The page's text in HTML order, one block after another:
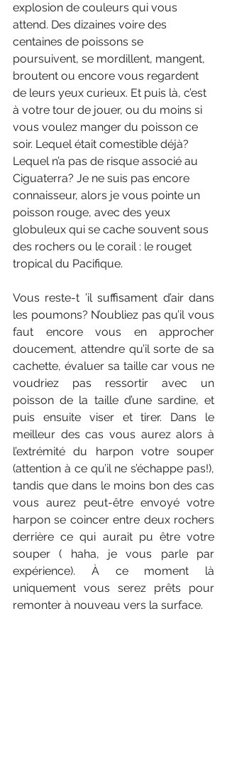
explosion de couleurs qui vous
attend. Des dizaines voire des
centaines de poissons se
poursuivent, se mordillent, mangent,
broutent ou encore vous regardent
de leurs yeux curieux. Et puis là, c’est
à votre tour de jouer, ou du moins si
vous voulez manger du poisson ce
soir. Lequel était comestible déjà?
Lequel n’a pas de risque associé au
Ciguaterra? Je ne suis pas encore
connaisseur, alors je vous pointe un
poisson rouge, avec des yeux
globuleux qui se cache souvent sous
des rochers ou le corail : le rouget
tropical du Pacifique.
Vous reste-t ’il suffisament d’air dans
les poumons? N’oubliez pas qu’il vous
faut encore vous en approcher
doucement, attendre qu’il sorte de sa
cachette, évaluer sa taille car vous ne
voudriez pas ressortir avec un
poisson de la taille d’une sardine, et
puis ensuite viser et tirer. Dans le
meilleur des cas vous aurez alors à
l’extrémité du harpon votre souper
(attention à ce qu’il ne s’échappe pas!),
tandis que dans le moins bon des cas
vous aurez peut-être envoyé votre
harpon se coincer entre deux rochers
derrière ce qui aurait pu être votre
souper ( haha, je vous parle par
expérience). À ce moment là
uniquement vous serez prêts pour
remonter à nouveau vers la surface.